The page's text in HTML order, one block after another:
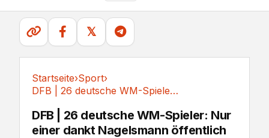
𝕏
Startseite›Sport›
DFB | 26 deutsche WM-Spieler: Nur einer dankt...
DFB | 26 deutsche WM-Spieler: Nur
einer dankt Nagelsmann öffentlich